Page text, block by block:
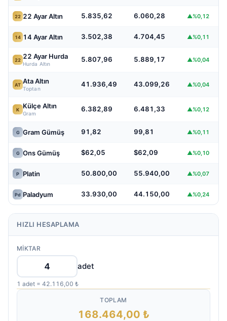
22 22 Ayar Altın 5.835,62 6.060,28 ▲%0,12
14 14 Ayar Altın 3.502,38 4.704,45 ▲%0,11
22 22 Ayar Hurda
Hurda Altın
5.807,96 5.889,17 ▲%0,04
AT Ata Altın
Toptan
41.936,49 43.099,26 ▲%0,04
K Külçe Altın
Gram
6.382,89 6.481,33 ▲%0,12
G Gram Gümüş 91,82 99,81 ▲%0,11
G Ons Gümüş $62,05 $62,09 ▲%0,10
P Platin 50.800,00 55.940,00 ▲%0,07
Pd Paladyum 33.930,00 44.150,00 ▲%0,24
HIZLI HESAPLAMA
MIKTAR
adet
1 adet = 42.116,00 ₺
TOPLAM
168.464,00 ₺